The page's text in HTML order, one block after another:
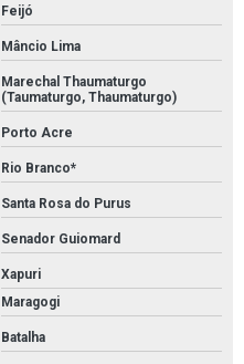
Feijó
Mâncio Lima
Marechal Thaumaturgo
(Taumaturgo, Thaumaturgo)
Porto Acre
Rio Branco*
Santa Rosa do Purus
Senador Guiomard
Xapuri
Maragogi
Batalha